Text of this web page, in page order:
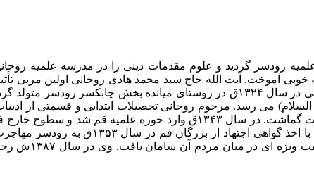
حوزه علمیه رودسر گردید و علوم مقدمات دینى را در مدرسه
آموخت. آیت الله حاج سید محمد هادى روحانى اولین مربى
به گونه اى که وى از این استاد همواره با تجلیل یاد مى کند. مرحوم روحانى در سال
تهران مهاجرت کرد و به تحصیل معقول و منقول نزد بزرگان آن شهر همت
فراگرفت و خود نیز از مدرسان و معارف
پرداخت و به